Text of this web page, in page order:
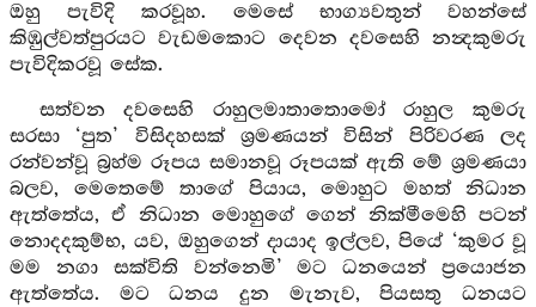
ඔහු පැවිදි කරවූහ. මෙසේ භාග්‍යවතුන් වහන්සේ
කිඹුල්වත්පුරයට වැඩමකොට දෙවන දවසෙහි නන්‍දකුමරු
පැවිදිකරවූ සේක.
සත්වන දවසෙහි රාහුලමාතාතොමෝ රාහුල කුමරු
සරසා ‘පුත’ විසිදහසක් ශ්‍රමණයන් විසින් පිරිවරණ ලද
රන්වන්වූ බ්‍රහ්ම රූපය සමානවූ රූපයක් ඇති මේ ශ්‍රමණයා
බලව, මෙතෙමේ තාගේ පියාය, මොහුට මහත් නිධාන
ඇත්තේය, ඒ නිධාන මොහුගේ ගෙන් නික්මීමෙහි පටන්
නොදදකුම්භ, යව, ඔහුගෙන් දායාද ඉල්ලව, පියේ ‘කුමර වූ
මම නගා සක්විති වන්නෙමි’ මට ධනයෙන් ප්‍රයොජන
ඇත්තේය. මට ධනය දුන මැනැව, පියසතු ධනයට